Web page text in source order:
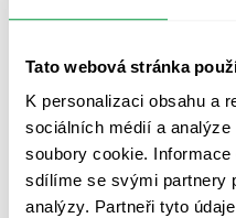
Tato webová stránka
K personalizaci obsahu a
sociálních médií a
soubory cookie.
sdílíme se svými partnery
analýzy. Partneři tyto
VÝPOČET OSVĚTLENÍ
VÝPOČTY A NÁVRHY
ZKOUŠKY NOUZOVÉHO